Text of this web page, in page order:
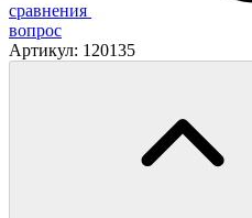
сравнения
вопрос
Артикул: 120135